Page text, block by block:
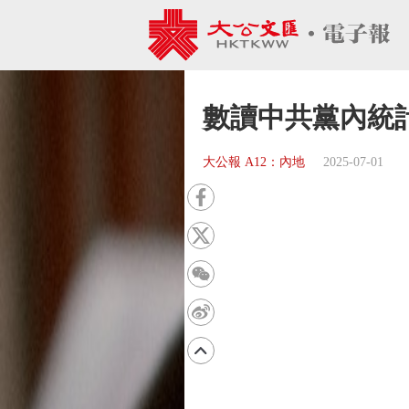
數讀中共黨內統
大公報 A12：內地 2025-07-01